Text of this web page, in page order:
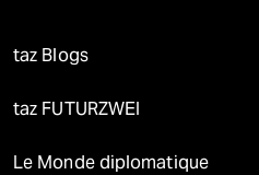
taz Blogs
taz FUTURZWEI
Le Monde diplomatique